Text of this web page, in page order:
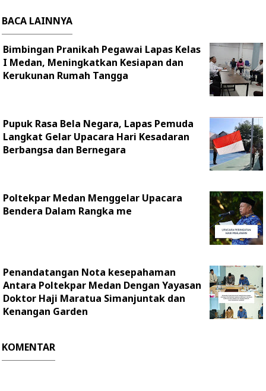
BACA LAINNYA
Bimbingan Pranikah Pegawai Lapas Kelas
I Medan, Meningkatkan Kesiapan dan
Kerukunan Rumah Tangga
Pupuk Rasa Bela Negara, Lapas Pemuda
Langkat Gelar Upacara Hari Kesadaran
Berbangsa dan Bernegara
Poltekpar Medan Menggelar Upacara
Bendera Dalam Rangka me
Penandatangan Nota kesepahaman
Antara Poltekpar Medan Dengan Yayasan
Doktor Haji Maratua Simanjuntak dan
Kenangan Garden
KOMENTAR